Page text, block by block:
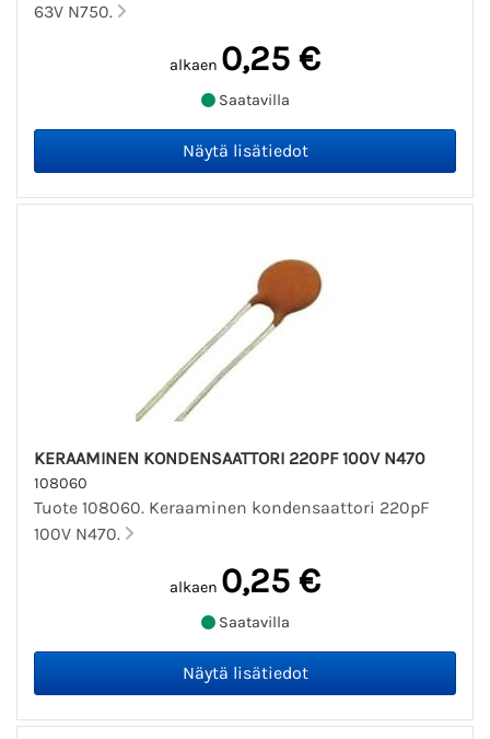
63V N750.
alkaen 0,25 €
Saatavilla
KERAAMINEN KONDENSAATTORI 220PF 100V N470
108060
Tuote 108060. Keraaminen kondensaattori 220pF
100V N470.
alkaen 0,25 €
Saatavilla